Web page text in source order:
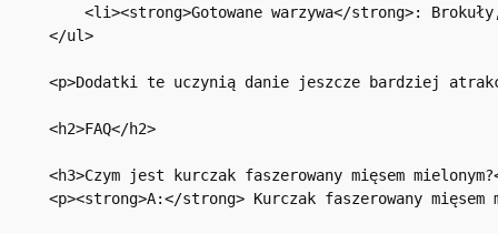
<li><strong>Gotowane warzywa</strong>:
</ul>
<p>Dodatki te uczynią danie jeszcze bardziej
<h2>FAQ</h2>
<h3>Czym jest kurczak faszerowany mięsem
<p><strong>A:</strong> Kurczak faszerowany